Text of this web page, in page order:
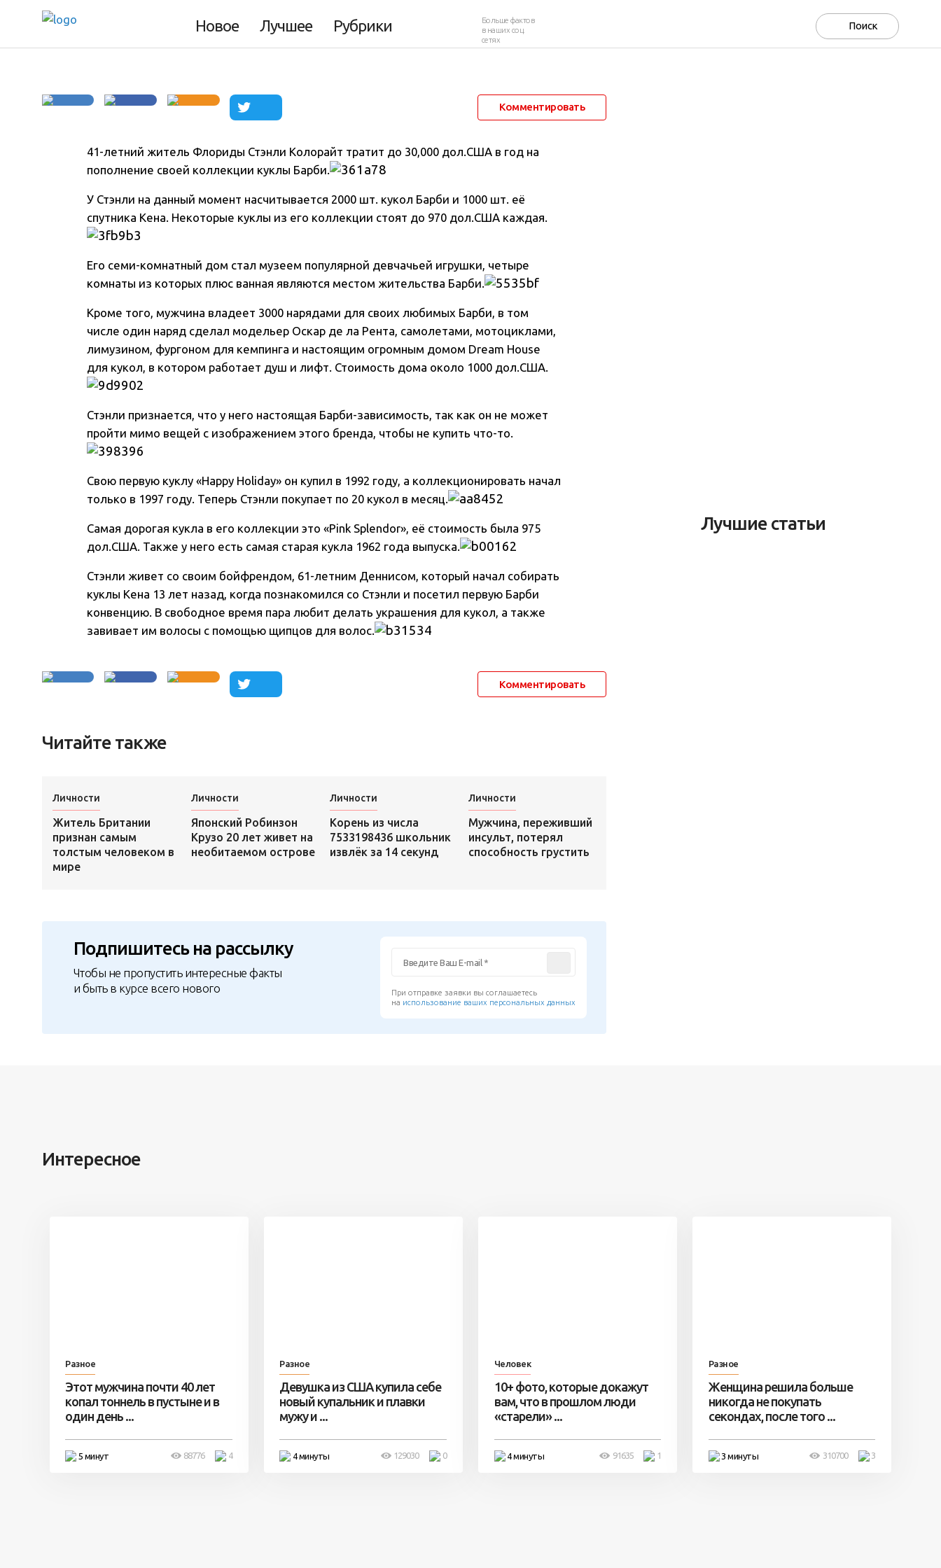
Новое Лучшее Рубрики
Больше фактов
в наших соц.
сетях
Комментировать
41-летний житель Флориды Стэнли Колорайт тратит до 30,000 дол.США в год на
пополнение своей коллекции куклы Барби.
У Стэнли на данный момент насчитывается 2000 шт. кукол Барби и 1000 шт. её
спутника Кена. Некоторые куклы из его коллекции стоят до 970 дол.США каждая.
Его семи-комнатный дом стал музеем популярной девчачьей игрушки, четыре
комнаты из которых плюс ванная являются местом жительства Барби.
Кроме того, мужчина владеет 3000 нарядами для своих любимых Барби, в том
числе один наряд сделал модельер Оскар де ла Рента, самолетами, мотоциклами,
лимузином, фургоном для кемпинга и настоящим огромным домом Dream House
для кукол, в котором работает душ и лифт. Стоимость дома около 1000 дол.США.
Стэнли признается, что у него настоящая Барби-зависимость, так как он не может
пройти мимо вещей с изображением этого бренда, чтобы не купить что-то.
Свою первую куклу «Happy Holiday» он купил в 1992 году, а коллекционировать начал
только в 1997 году. Теперь Стэнли покупает по 20 кукол в месяц.
Самая дорогая кукла в его коллекции это «Pink Splendor», её стоимость была 975
дол.США. Также у него есть самая старая кукла 1962 года выпуска.
Стэнли живет со своим бойфрендом, 61-летним Деннисом, который начал собирать
куклы Кена 13 лет назад, когда познакомился со Стэнли и посетил первую Барби
конвенцию. В свободное время пара любит делать украшения для кукол, а также
завивает им волосы с помощью щипцов для волос.
Комментировать
Читайте также
Личности
Житель Британии
признан самым
толстым человеком в
мире
Личности
Японский Робинзон
Крузо 20 лет живет на
необитаемом острове
Личности
Корень из числа
7533198436 школьник
извлёк за 14 секунд
Личности
Мужчина, переживший
инсульт, потерял
способность грустить
Подпишитесь на рассылку
Чтобы не пропустить интересные факты
и быть в курсе всего нового
При отправке заявки вы соглашаетесь
на использование ваших персональных данных
Лучшие статьи
Интересное
Разное
Этот мужчина почти 40 лет
копал тоннель в пустыне и в
один день ...
5 минут 4
88776
Разное
Девушка из США купила себе
новый купальник и плавки
мужу и ...
4 минуты 0
129030
Человек
10+ фото, которые докажут
вам, что в прошлом люди
«старели» ...
4 минуты 1
91635
Разное
Женщина решила больше
никогда не покупать
секондах, после того ...
3 минуты 3
310700